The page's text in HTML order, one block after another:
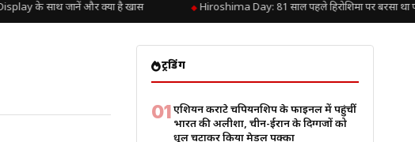
के साथ जानें और क्या है खास Hiroshima Day: 81 साल पहले हिरोशिमा पर बरसा था
ट्रेंडिंग
01एशियन कराटे चैंपियनशिप के फाइनल में पहुंचीं
भारत की अलीशा, चीन-ईरान के दिग्गजों को
धूल चटाकर किया मेडल पक्का